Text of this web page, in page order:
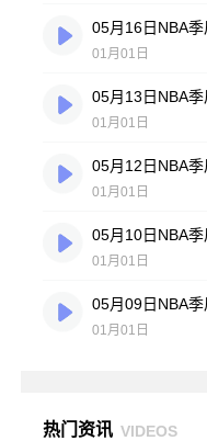
01月01日
01月01日
01月01日
01月01日
01月01日
热门资讯 VIDEOS